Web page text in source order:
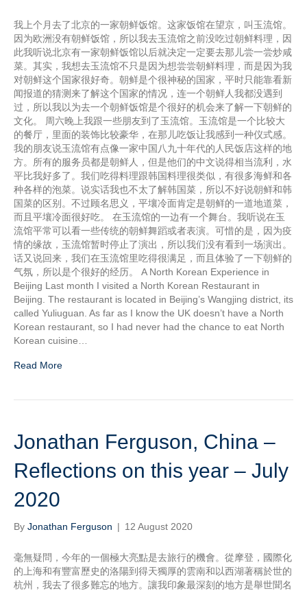
我上个月去了北京的一家朝鲜饭馆。这家饭馆在望京，叫玉流馆。
因为欧洲没有朝鲜饭馆，所以我去玉流馆之前没吃过朝鲜料理，因
此我听说北京有一家朝鲜饭馆以后就决定一定要去那儿尝一尝炒咸
菜。其实，我想去玉流馆不只是因为想尝尝朝鲜料理，而是因为我
对朝鲜这个国家很好奇。朝鲜是个很神秘的国家，平时只能靠看新
闻报道的猜测来了解这个国家的情况，连一个朝鲜人我都没遇到
过，所以我以为去一个朝鲜饭馆是个很好的机会来了解一下朝鲜的
文化。 周六晚上我跟一些朋友到了玉流馆。玉流馆是一个比较大
的餐厅，里面的装饰比较豪华，在那儿吃饭让我感到一种仪式感。
我的朋友说玉流馆有点像一家中国八九十年代的人民饭店这样的地
方。所有的服务员都是朝鲜人，但是他们的中文说得相当流利，水
平比我好多了。我们吃得料理跟韩国料理很类似，有很多海鲜和各
种各样的泡菜。说实话我也不太了解韩国菜，所以不好说朝鲜和韩
国菜的区别。不过顾名思义，平壤冷面肯定是朝鲜的一道地道菜，
而且平壤冷面很好吃。 在玉流馆的一边有一个舞台。我听说在玉
流馆平常可以看一些传统的朝鲜舞蹈或者表演。可惜的是，因为疫
情的缘故，玉流馆暂时停止了演出，所以我们没有看到一场演出。
话又说回来，我们在玉流馆里吃得很满足，而且体验了一下朝鲜的
气氛，所以是个很好的经历。 A North Korean Experience in
Beijing Last month I visited a North Korean Restaurant in
Beijing. The restaurant is located in Beijing’s Wangjing district, its
called Yuliuguan. As far as I know the UK doesn’t have a North
Korean restaurant, so I had never had the chance to eat North
Korean cuisine…
Read More
Jonathan Ferguson, China –
Reflections on this year – July
2020
By Jonathan Ferguson | 12 August 2020
毫無疑問，今年的一個極大亮點是去旅行的機會。從摩登，國際化
的上海和有豐富歷史的洛陽到得天獨厚的雲南和以西湖著稱於世的
杭州，我去了很多難忘的地方。讓我印象最深刻的地方是舉世聞名